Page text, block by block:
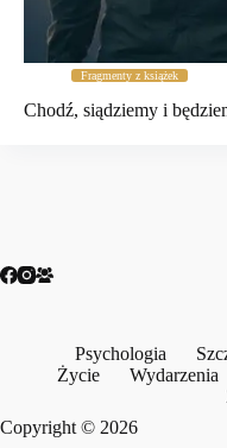
Fragmenty z książek
Chodź, siądziemy i
Psychologia
Życie
Wydarzenia
Copyright © 2026